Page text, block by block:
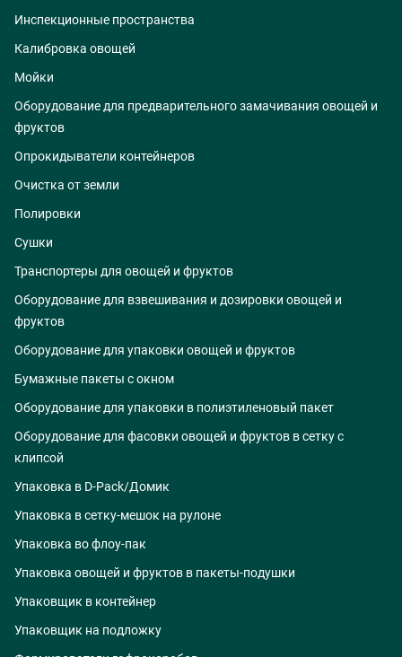
Инспекционные пространства
Калибровка овощей
Мойки
Оборудование для предварительного замачивания овощей и
фруктов
Опрокидыватели контейнеров
Очистка от земли
Полировки
Сушки
Транспортеры для овощей и фруктов
Оборудование для взвешивания и дозировки овощей и
фруктов
Оборудование для упаковки овощей и фруктов
Бумажные пакеты с окном
Оборудование для упаковки в полиэтиленовый пакет
Оборудование для фасовки овощей и фруктов в сетку с
клипсой
Упаковка в D-Pack/Домик
Упаковка в сетку-мешок на рулоне
Упаковка во флоу-пак
Упаковка овощей и фруктов в пакеты-подушки
Упаковщик в контейнер
Упаковщик на подложку